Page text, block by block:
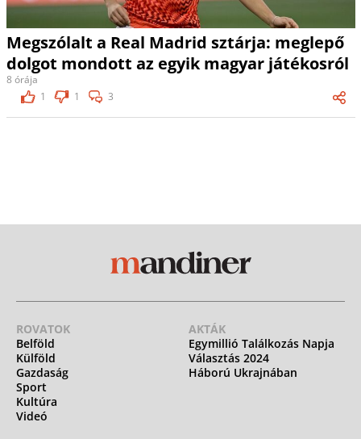
Megszólalt a Real Madrid sztárja: meglepő
dolgot mondott az egyik magyar játékosról
8 órája
1
1 3
ROVATOK
Belföld
Külföld
Gazdaság
Sport
Kultúra
Videó
AKTÁK
Egymillió Találkozás Napja
Választás 2024
Háború Ukrajnában